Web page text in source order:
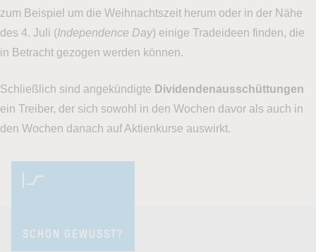
zum Beispiel um die Weihnachtszeit herum oder in der Nähe
des 4. Juli (Independence Day) einige Tradeideen finden, die
in Betracht gezogen werden können.
Schließlich sind angekündigte Dividendenausschüttungen
ein Treiber, der sich sowohl in den Wochen davor als auch in
den Wochen danach auf Aktienkurse auswirkt.
SCHON GEWUSST?